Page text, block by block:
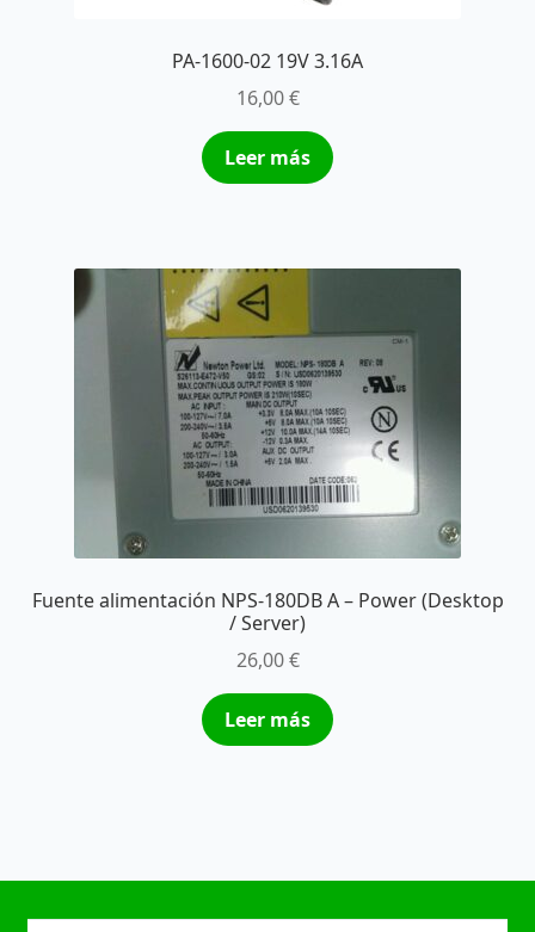
PA-1600-02 19V 3.16A
16,00€
Leer más
Fuente alimentación NPS-180DB A – Power (Desktop
/ Server)
26,00€
Leer más